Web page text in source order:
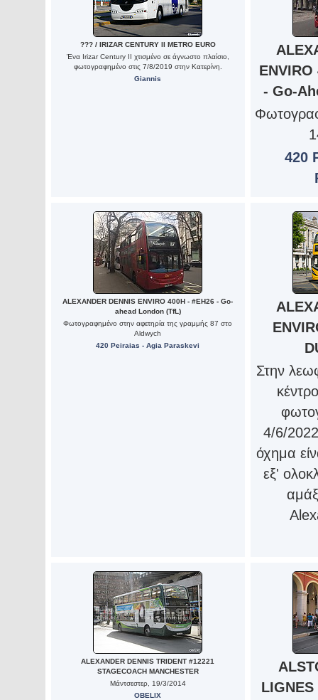
??? / IRIZAR CENTURY II METRO EURO
Ένα Irizar Century II χτισμένο σε άγνωστο πλαίσιο,
φωτογραφημένο στις 7/8/2019 στην Κατερίνη.
Giannis
ENVIRO
- Go-
420
ALEXANDER DENNIS ENVIRO 400H - #EH26 - Go-
ahead London (TfL)
Φωτογραφημένο στην αφετηρία της γραμμής 87 στο
Aldwych
420 Peiraias - Agia Paraskevi
Στην
4/6/
όχημα
εξ'
ALEXANDER DENNIS TRIDENT #12221
STAGECOACH MANCHESTER
Μάντσεστερ, 19/3/2014
OBELIX